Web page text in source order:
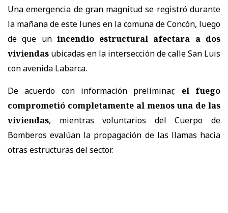
Una emergencia de gran magnitud se registró durante
la mañana de este lunes en la comuna de Concón, luego
de que un incendio estructural afectara a dos
viviendas ubicadas en la intersección de calle San Luis
con avenida Labarca.
De acuerdo con información preliminar, el fuego
comprometió completamente al menos una de las
viviendas, mientras voluntarios del Cuerpo de
Bomberos evalúan la propagación de las llamas hacia
otras estructuras del sector.